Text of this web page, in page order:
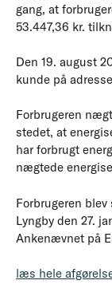
gang, at
53.447,36 kr.
Den 19. august
kunde på
Forbrugeren
stedet, at
har forbrugt
nægtede
Forbrugeren
Lyngby den 27.
Ankenævnet på
læs hele